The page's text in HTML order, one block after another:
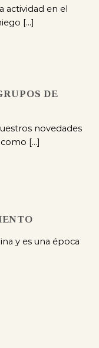
actividad en el
[...]
DE
novedades
[...]
y es una época